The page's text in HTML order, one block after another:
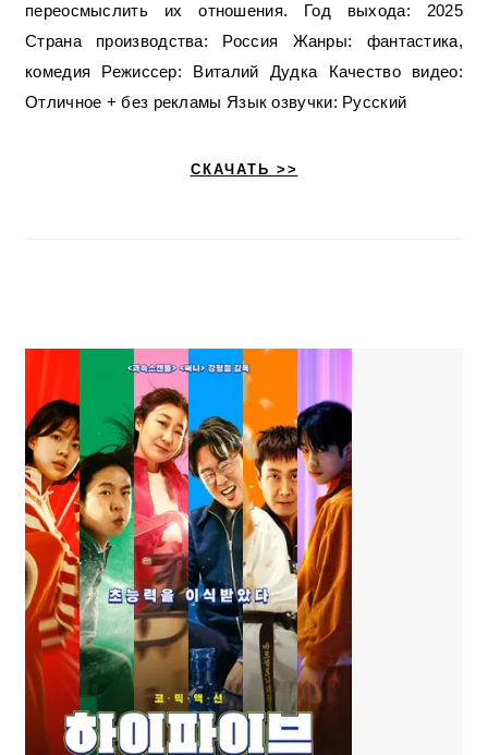
переосмыслить их отношения. Год выхода: 2025
Страна производства: Россия Жанры: фантастика,
комедия Режиссер: Виталий Дудка Качество видео:
Отличное + без рекламы Язык озвучки: Русский
СКАЧАТЬ >>